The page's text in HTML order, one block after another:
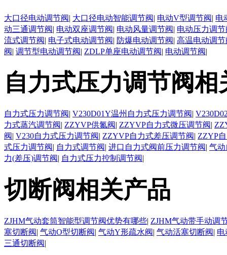
大口径电动调节阀| 大口径电动智能调节阀| 电动V型调节阀| 电
动三通调节阀| 电动双座调节阀| 电动风量调节阀| 电动压力调节
流式调节阀| 电子式电动调节阀| 防爆电动调节阀| 高温电动调节
阀| 调节型电动调节阀| ZDLP单座电动调节阀| 电动调节阀|
自力式压力调节阀相
自力式压力调节阀| V230D01Y温州自力式压力调节阀|
力式蒸汽调节阀| ZZYVP供氮阀| ZZYVP自力式微压调节阀|
阀| V230自力式压力调节阀| ZZYVP自力式差压调节阀| ZZYP
式压力调节阀| 自力式调节阀| 进口自力式阀前压力调节阀| 气
力(差压)调节阀| 自力式压力控制调节阀|
切断阀相关产品
ZJHM气动套筒智能型调节阀优势有哪些| ZJHM气动带手动调
塞切断阀| 气动O型切断阀| 气动Y形疏水阀| 气动活塞切断阀| 电
三通切断阀|